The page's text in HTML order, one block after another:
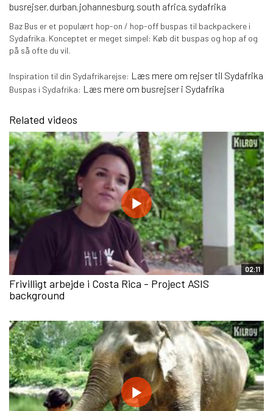
busrejser, durban, johannesburg, south africa, sydafrika
Baz Bus er et populært hop-on / hop-off buspas til backpackere i
Sydafrika. Konceptet er meget simpel: Køb dit buspas og hop af og
på så ofte du vil.
Inspiration til din Sydafrikarejse: Læs mere om rejser til Sydafrika
Buspas i Sydafrika: Læs mere om busrejser i Sydafrika
Related videos
02:11
Frivilligt arbejde i Costa Rica - Project ASIS
background